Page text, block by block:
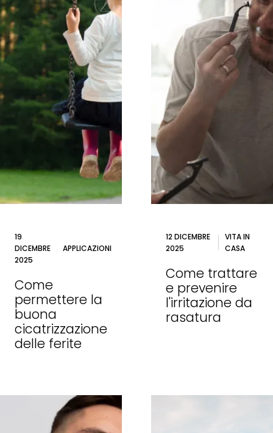
19
DICEMBRE
2025
APPLICAZIONI
Come
permettere la
buona
cicatrizzazione
delle ferite
12 DICEMBRE
2025
VITA IN
CASA
Come trattare
e prevenire
l'irritazione da
rasatura